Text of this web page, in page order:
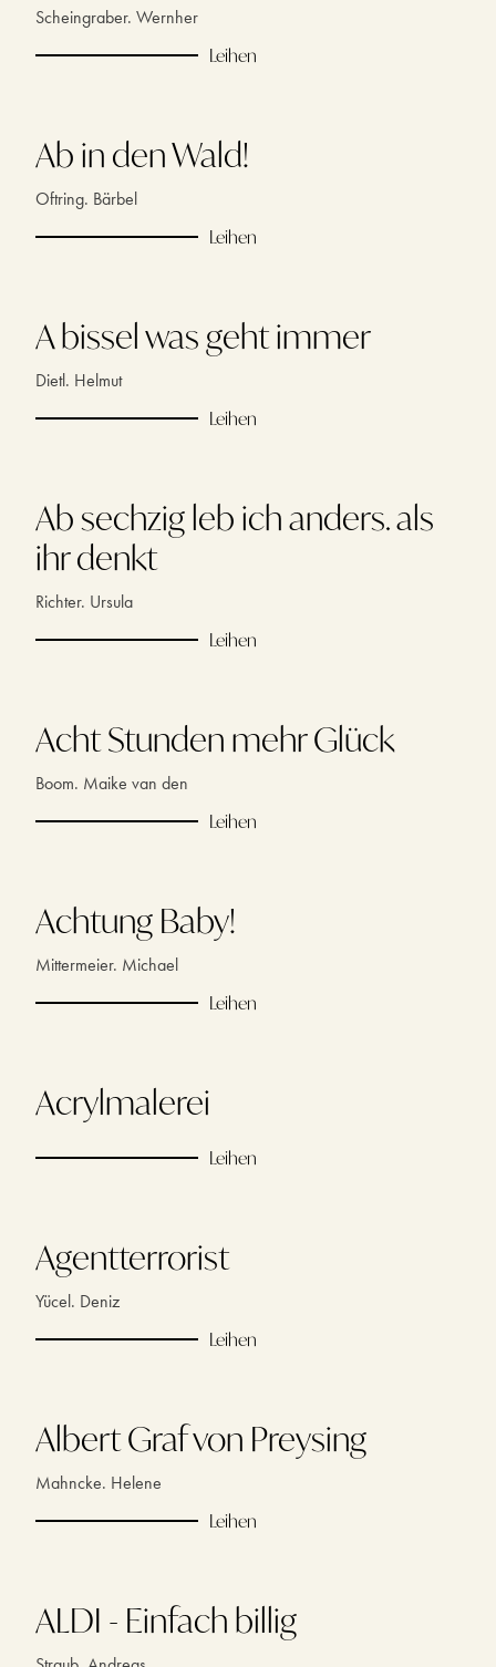
Scheingraber. Wernher
Leihen
Ab in den Wald!
Oftring. Bärbel
Leihen
A bissel was geht immer
Dietl. Helmut
Leihen
Ab sechzig leb ich anders. als
ihr denkt
Richter. Ursula
Leihen
Acht Stunden mehr Glück
Boom. Maike van den
Leihen
Achtung Baby!
Mittermeier. Michael
Leihen
Acrylmalerei
Leihen
Agentterrorist
Yücel. Deniz
Leihen
Albert Graf von Preysing
Mahncke. Helene
Leihen
ALDI - Einfach billig